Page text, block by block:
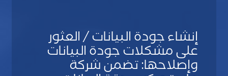
L
a
y
إنشاء جودة البيانات / العثور
على مشكلات جودة البيانات
وإصلاحها: تضمن شركة